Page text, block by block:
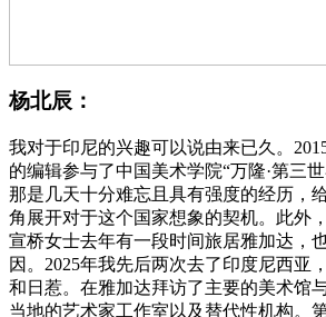
杨北辰：
我对于印尼的兴趣可以说由来已久。
的编辑参与了中国美术学院“万隆·第三世
那是几天十分难忘且具有强度的经历，
角展开对于这个国家想象的契机。此外
宣桥女士去年有一段时间旅居雅加达，
因。2025年我先后两次去了印度尼西亚
和日惹。在雅加达拜访了主要的美术馆
当地的艺术家工作室以及替代性机构。